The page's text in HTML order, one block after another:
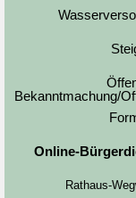
Bekanntmachung/
Online-
Rathaus-